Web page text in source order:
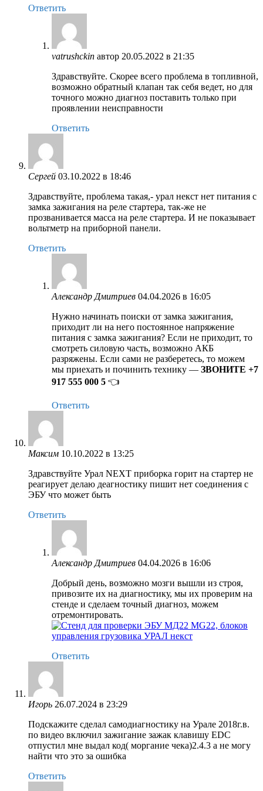
Ответить
vatrushckin автор 20.05.2022 в 21:35
Здравствуйте. Скорее всего проблема в топливной,
возможно обратный клапан так себя ведет, но для
точного можно диагноз поставить только при
проявлении неисправности
Ответить
Сергей 03.10.2022 в 18:46
Здравствуйте, проблема такая,- урал некст нет питания с
замка зажигания на реле стартера, так-же не
прозванивается масса на реле стартера. И не показывает
вольтметр на приборной панели.
Ответить
Александр Дмитриев 04.04.2026 в 16:05
Нужно начинать поиски от замка зажигания,
приходит ли на него постоянное напряжение
питания с замка зажигания? Если не приходит, то
смотреть силовую часть, возможно АКБ
разряжены. Если сами не разберетесь, то можем
мы приехать и починить технику — ЗВОНИТЕ +7
917 555 000 5 👈
Ответить
Максим 10.10.2022 в 13:25
Здравствуйте Урал NEXT приборка горит на стартер не
реагирует делаю деагностику пишит нет соединения с
ЭБУ что может быть
Ответить
Александр Дмитриев 04.04.2026 в 16:06
Добрый день, возможно мозги вышли из строя,
привозите их на диагностику, мы их проверим на
стенде и сделаем точный диагноз, можем
отремонтировать.
Ответить
Игорь 26.07.2024 в 23:29
Подскажите сделал самодиагностику на Урале 2018г.в.
по видео включил зажигание зажак клавишу EDC
отпустил мне выдал код( моргание чека)2.4.3 а не могу
найти что это за ошибка
Ответить